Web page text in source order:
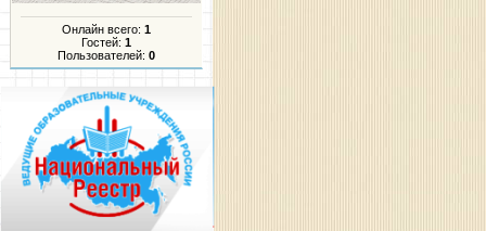
Онлайн всего: 1
Гостей: 1
Пользователей: 0